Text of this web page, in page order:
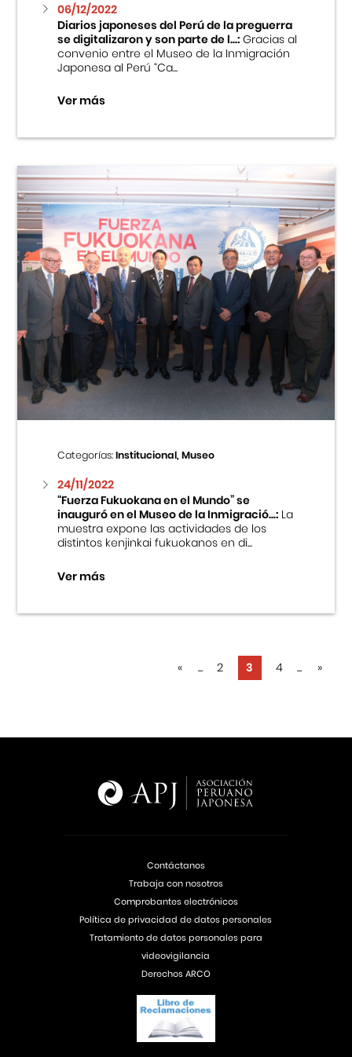
06/12/2022
Diarios japoneses del Perú de la preguerra
se digitalizaron y son parte de l...:Gracias al
convenio entre el Museo de la Inmigración
Japonesa al Perú “Ca...
Ver más
Categorías:Institucional, Museo
24/11/2022
“Fuerza Fukuokana en el Mundo” se
inauguró en el Museo de la Inmigració...:La
muestra expone las actividades de los
distintos kenjinkai fukuokanos en di...
Ver más
« ... 2 3 4 ... »
Contáctanos
Trabaja con nosotros
Comprobantes electrónicos
Política de privacidad de datos personales
Tratamiento de datos personales para
videovigilancia
Derechos ARCO